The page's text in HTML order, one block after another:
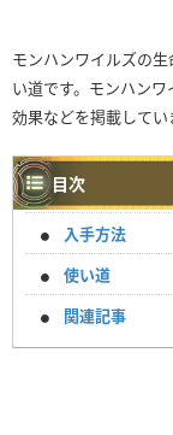
モンハンワイルズの
い道です。モンハン
効果などを掲載してい
目次
入手方法
使い道
関連記事